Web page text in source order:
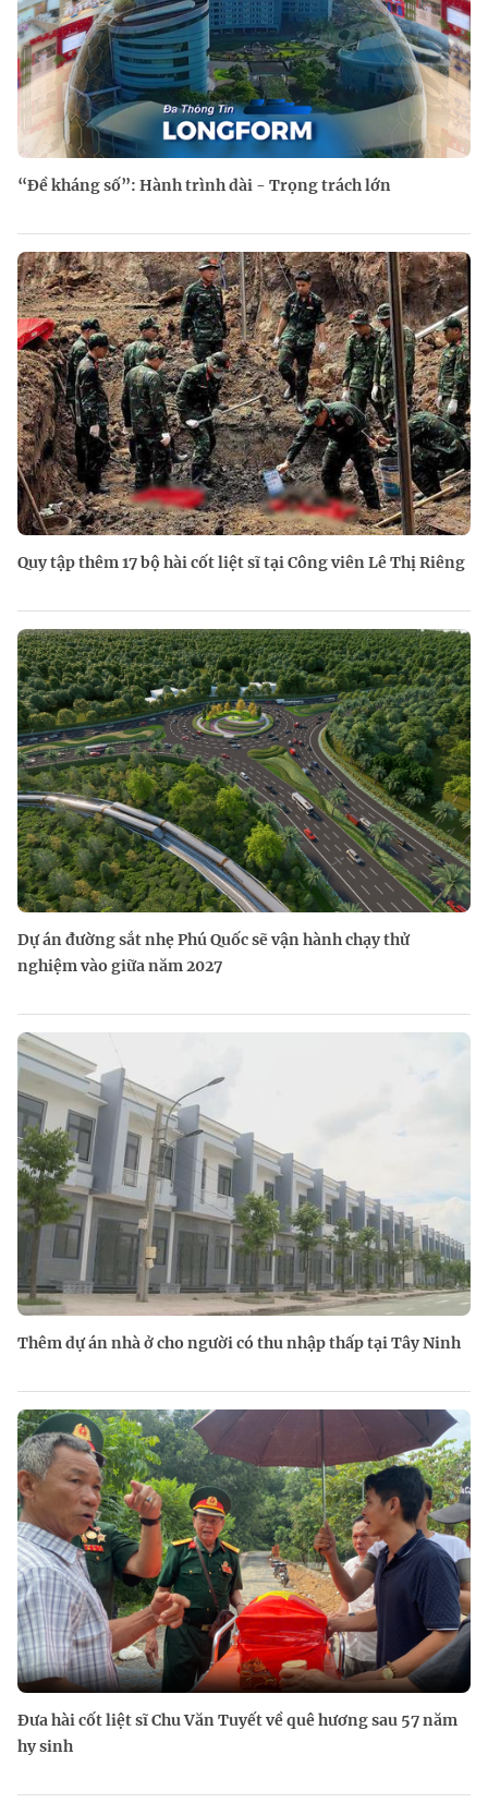
“Đề kháng số”: Hành trình dài - Trọng trách lớn
Quy tập thêm 17 bộ hài cốt liệt sĩ tại Công viên Lê Thị Riêng
Dự án đường sắt nhẹ Phú Quốc sẽ vận hành chạy thử
nghiệm vào giữa năm 2027
Thêm dự án nhà ở cho người có thu nhập thấp tại Tây Ninh
Đưa hài cốt liệt sĩ Chu Văn Tuyết về quê hương sau 57 năm
hy sinh